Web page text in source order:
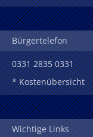
Bürgertelefon
0331 2835 0331
* Kostenübersicht
Wichtige Links